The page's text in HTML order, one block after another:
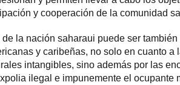
y cooperación de la comunidad
la nación saharaui puede ser
y caribeñas, no solo en cuanto a
intangibles, sino además por las
ilegal e impunemente el ocupante